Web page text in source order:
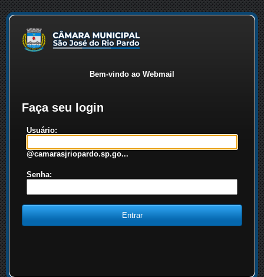
Bem-vindo ao Webmail
Faça seu login
Usuário:
@camarasjriopardo.sp.go...
Senha: